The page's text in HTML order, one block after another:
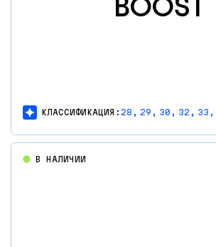
BOOST
КЛАССИФИКАЦИЯ: 28, 29, 30, 32, 33,
В НАЛИЧИИ